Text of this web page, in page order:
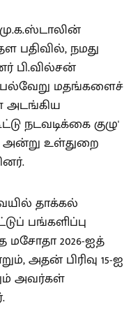
பதிவில், நமது
பி.வில்சன்
மதங்களைச்
அடங்கிய
நடவடிக்கை குழு'
அன்று உள்துறை
தாக்கல்
பங்களிப்பு
மசோதா 2026-ஐத்
அதன் பிரிவு 15-ஐ
அவர்கள்